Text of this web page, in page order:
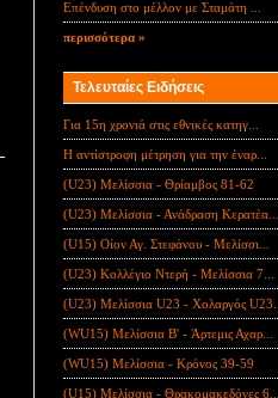
Επένδυση στο μέλλον με Σταμάτη ...
περισσότερα »
Τελευταίες Ειδήσεις
Για 15η χρονιά στις εθνικές κατηγ...
Η αντίστροφη μέτρηση για την έναρ...
(U23) Μελίσσια - Θρίαμβος 81-62
(U23) Μελίσσια - Ανάδραση Κερατέα...
(U15) Οίον Αγ. Στεφάνου - Μελίσσι...
(U23) Κολλέγιο Ντερή - Μελίσσια 7...
(U23) Μελίσσια U23 - Χολαργός U23...
(WU15) Μελίσσια B' - Άρτεμις Αχαρ...
(WU15) Μελίσσια - Κρόνος 39-59
(U15) Μελίσσια - Θρακομακεδόνες 6...